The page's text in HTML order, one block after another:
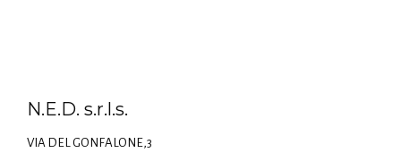
N.E.D. s.r.l.s.
VIA DEL GONFALONE,3